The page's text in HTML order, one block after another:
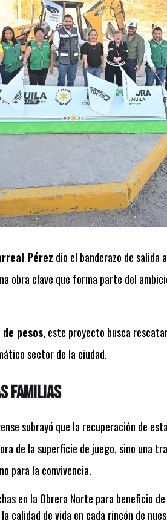
Pérez dio el banderazo de
obra clave que forma parte del
pesos, este proyecto busca
sector de la ciudad.
familias
subrayó que la recuperación de
de la superficie de juego, sino una
para la convivencia.
en la Obrera Norte para beneficio
calidad de vida en cada rincón de